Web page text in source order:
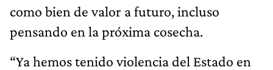
como bien de valor a futuro, incluso
pensando en la próxima cosecha.
“Ya hemos tenido violencia del Estado en